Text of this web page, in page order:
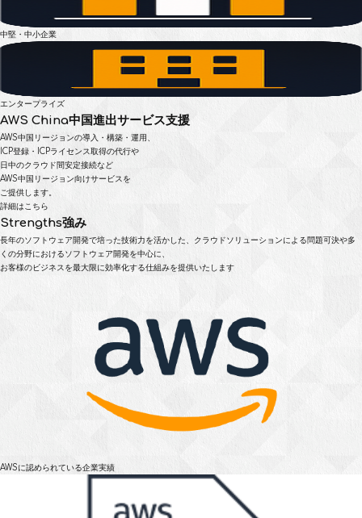
中堅・中小企業
エンタープライズ
AWS China中国進出サービス支援
AWS中国リージョンの導入・構築・運用、
ICP登録・ICPライセンス取得の代行や
日中のクラウド間安定接続など
AWS中国リージョン向けサービスを
ご提供します。
詳細はこちら
Strengths強み
長年のソフトウェア開発で培った技術力を活かした、 クラウドソリューションによる問題可決や多
くの分野におけるソフトウェア開発を中心に、
お客様のビジネスを最大限に効率化する仕組みを提供いたします
AWSに認められている企業実績